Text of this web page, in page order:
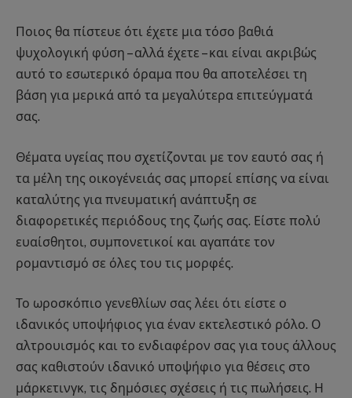
Ποιος θα πίστευε ότι έχετε μια τόσο βαθιά
ψυχολογική φύση – αλλά έχετε – και είναι ακριβώς
αυτό το εσωτερικό όραμα που θα αποτελέσει τη
βάση για μερικά από τα μεγαλύτερα επιτεύγματά
σας.
Θέματα υγείας που σχετίζονται με τον εαυτό σας ή
τα μέλη της οικογένειάς σας μπορεί επίσης να είναι
καταλύτης για πνευματική ανάπτυξη σε
διαφορετικές περιόδους της ζωής σας. Είστε πολύ
ευαίσθητοι, συμπονετικοί και αγαπάτε τον
ρομαντισμό σε όλες του τις μορφές.
Το ωροσκόπιο γενεθλίων σας λέει ότι είστε ο
ιδανικός υποψήφιος για έναν εκτελεστικό ρόλο. Ο
αλτρουισμός και το ενδιαφέρον σας για τους άλλους
σας καθιστούν ιδανικό υποψήφιο για θέσεις στο
μάρκετινγκ, τις δημόσιες σχέσεις ή τις πωλήσεις. Η